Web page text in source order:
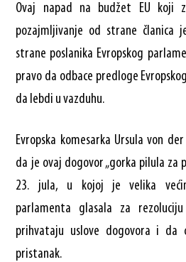
Ovaj napad na budžet EU koji
pozajmljivanje od strane članica
strane poslanika Evropskog
pravo da odbace predloge
da lebdi u vazduhu.
Evropska komesarka Ursula von
da je ovaj dogovor „gorka pilula
23. jula, u kojoj je velika
parlamenta glasala za
prihvataju uslove dogovora i da
pristanak.